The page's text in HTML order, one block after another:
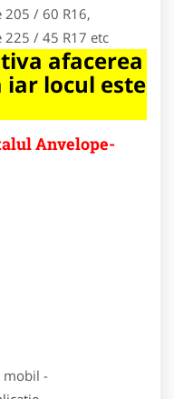
205 / 60 R16,
225 / 45 R17 etc
afacerea
locul este
Anvelope-
mobil -